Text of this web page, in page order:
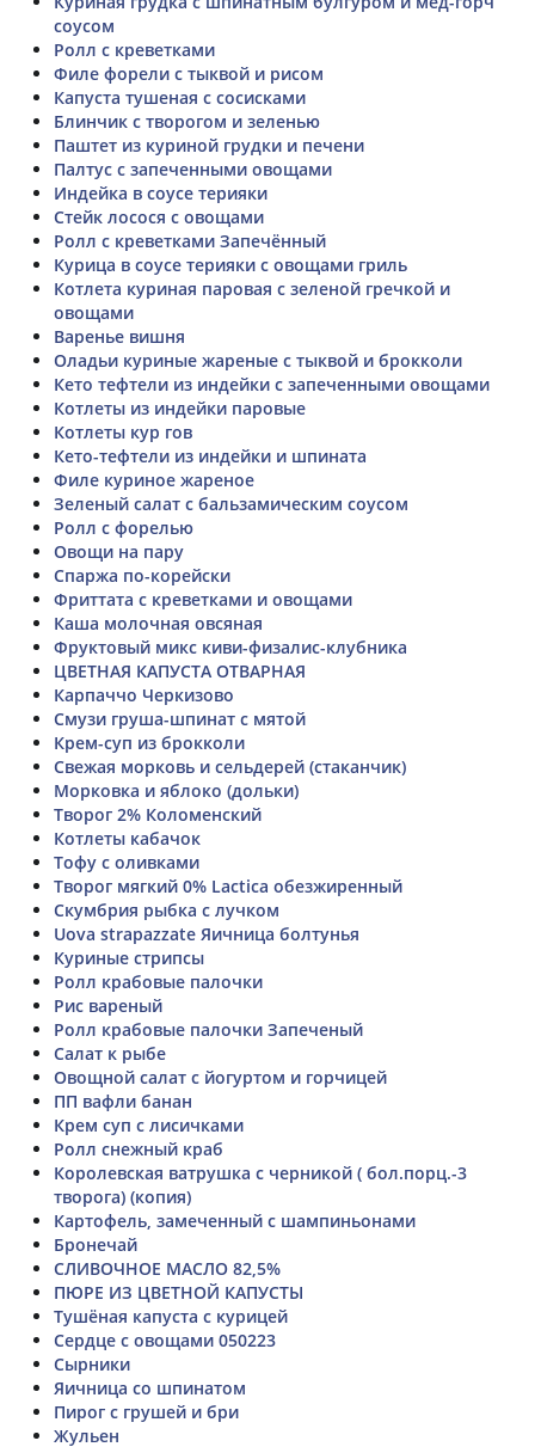
соусом
Ролл с креветками
Филе форели с тыквой и рисом
Капуста тушеная с сосисками
Блинчик с творогом и зеленью
Паштет из куриной грудки и печени
Палтус с запеченными овощами
Индейка в соусе терияки
Стейк лосося с овощами
Ролл с креветками Запечённый
Курица в соусе терияки с овощами гриль
Котлета куриная паровая с зеленой гречкой и
овощами
Варенье вишня
Оладьи куриные жареные с тыквой и брокколи
Кето тефтели из индейки с запеченными овощами
Котлеты из индейки паровые
Котлеты кур гов
Кето-тефтели из индейки и шпината
Филе куриное жареное
Зеленый салат с бальзамическим соусом
Ролл с форелью
Овощи на пару
Спаржа по-корейски
Фриттата с креветками и овощами
Каша молочная овсяная
Фруктовый микс киви-физалис-клубника
ЦВЕТНАЯ КАПУСТА ОТВАРНАЯ
Карпаччо Черкизово
Смузи груша-шпинат с мятой
Крем-суп из брокколи
Свежая морковь и сельдерей (стаканчик)
Морковка и яблоко (дольки)
Творог 2% Коломенский
Котлеты кабачок
Тофу с оливками
Творог мягкий 0% Lactica обезжиренный
Скумбрия рыбка с лучком
Uova strapazzate Яичница болтунья
Куриные стрипсы
Ролл крабовые палочки
Рис вареный
Ролл крабовые палочки Запеченый
Салат к рыбе
Овощной салат с йогуртом и горчицей
ПП вафли банан
Крем суп с лисичками
Ролл снежный краб
Королевская ватрушка с черникой ( бол.порц.-3
творога) (копия)
Картофель, замеченный с шампиньонами
Бронечай
СЛИВОЧНОЕ МАСЛО 82,5%
ПЮРЕ ИЗ ЦВЕТНОЙ КАПУСТЫ
Тушёная капуста с курицей
Сердце с овощами 050223
Сырники
Яичница со шпинатом
Пирог с грушей и бри
Жульен